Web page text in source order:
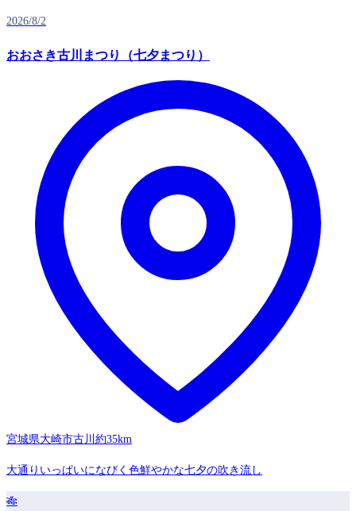
2026/8/2
おおさき古川まつり（七夕まつり）
宮城県大崎市古川 約35km
大通りいっぱいになびく色鮮やかな七夕の吹き流し
🎋